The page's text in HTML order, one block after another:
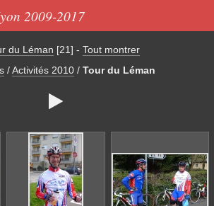
2009-2017
du Léman [21] - Tout montrer
/Activités 2010 / Tour du Léman
